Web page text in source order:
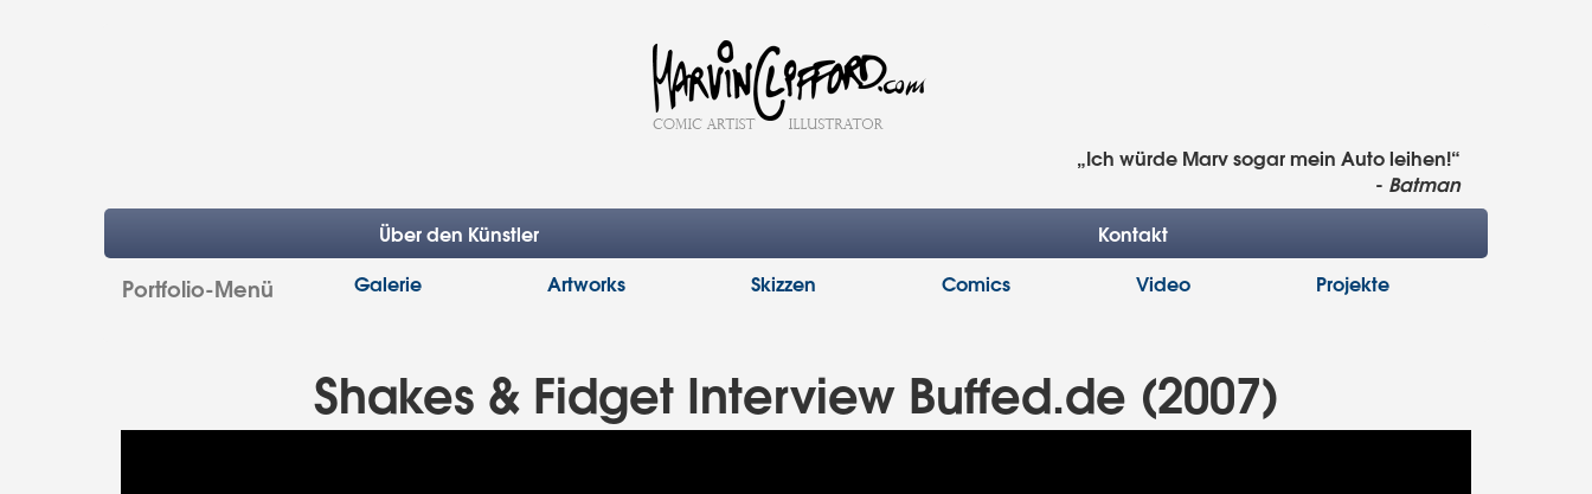
„Ich würde Marv sogar mein Auto leihen!“
- Batman
Über den Künstler
Kontakt
Portfolio-Menü Galerie Artworks Skizzen Comics Video Projekte
Shakes & Fidget Interview Buffed.de (2007)